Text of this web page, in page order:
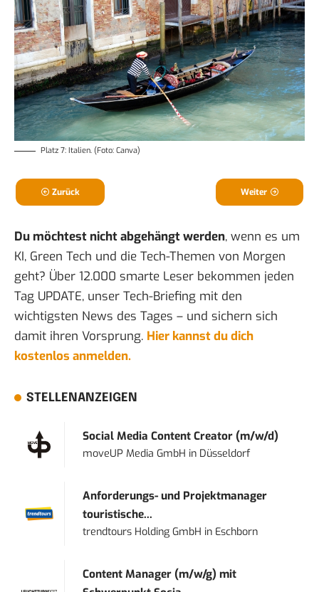
Platz 7: Italien. (Foto: Canva)
Zurück Weiter
Du möchtest nicht abgehängt werden, wenn es um
KI, Green Tech und die Tech-Themen von Morgen
geht? Über 12.000 smarte Leser bekommen jeden
Tag UPDATE, unser Tech-Briefing mit den
wichtigsten News des Tages – und sichern sich
damit ihren Vorsprung. Hier kannst du dich
kostenlos anmelden.
STELLENANZEIGEN
Social Media Content Creator (m/w/d)
moveUP Media GmbH in Düsseldorf
Anforderungs- und Projektmanager
touristische...
trendtours Holding GmbH in Eschborn
Content Manager (m/w/g) mit